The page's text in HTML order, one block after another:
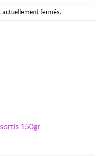
actuellement fermés.
150gr